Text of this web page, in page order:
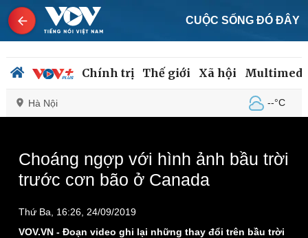
CUỘC SỐNG ĐÓ ĐÂY
Chính trị Thế giới Xã hội
Hà Nội --°C
Chính trị
Đảng
Quốc hội
Nhận diện sự thật
Xã hội
Tin 24h
Dấu ấn VOV
window.server or network failed or because the format is not
supported.
Choáng ngợp với hình ảnh bầu trời
trước cơn bão ở Canada
Thứ Ba, 16:26, 24/09/2019
VOV.VN - Đoạn video ghi lại những thay đổi trên bầu trời